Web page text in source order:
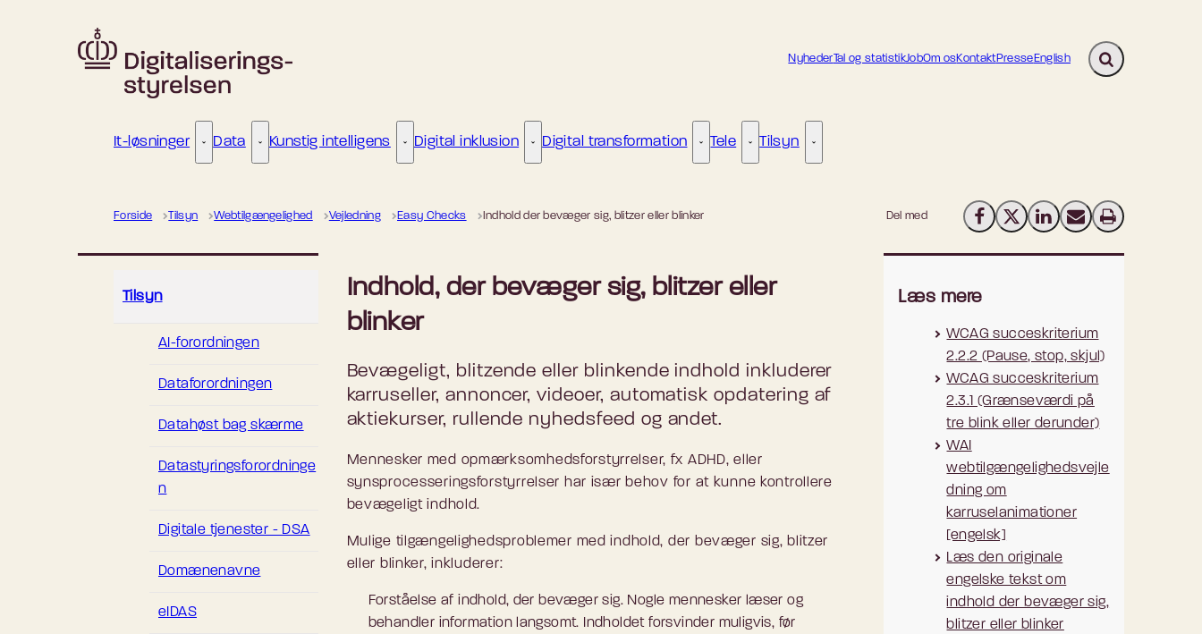
NyhederTal og statistikJobOm osKontaktPresseEnglish Fold søgefelt ud
It-løsninger It-løsninger - Flere links
Data Data - Flere links
Kunstig intelligens Kunstig intelligens - Flere links
Digital inklusion Digital inklusion - Flere links
Digital transformation Digital transformation - Flere links
Tele Tele - Flere links
Tilsyn Tilsyn - Flere links
Forside Tilsyn Webtilgængelighed Vejledning Easy Checks Indhold der bevæger sig, blitzer eller blinker Del med Del på Facebook
Del på X (Twitter)
Del på LinkedIn
Send email
Print
Tilsyn
AI-forordningen
Dataforordningen
Datahøst bag skærme
Datastyringsforordninge
n
Digitale tjenester - DSA
Domænenavne
eIDAS
Indhold, der bevæger sig, blitzer eller
blinker
Bevægeligt, blitzende eller blinkende indhold inkluderer
karruseller, annoncer, videoer, automatisk opdatering af
aktiekurser, rullende nyhedsfeed og andet.
Mennesker med opmærksomhedsforstyrrelser, fx ADHD, eller
synsprocesseringsforstyrrelser har især behov for at kunne kontrollere
bevægeligt indhold.
Mulige tilgængelighedsproblemer med indhold, der bevæger sig, blitzer
eller blinker, inkluderer:
Forståelse af indhold, der bevæger sig. Nogle mennesker læser og
behandler information langsomt. Indholdet forsvinder muligvis, før
Læs mere
WCAG succeskriterium
2.2.2 (Pause, stop, skjul)
WCAG succeskriterium
2.3.1 (Grænseværdi på
tre blink eller derunder)
WAI
webtilgængelighedsvejle
dning om
karruselanimationer
[engelsk]
Læs den originale
engelske tekst om
indhold der bevæger sig,
blitzer eller blinker